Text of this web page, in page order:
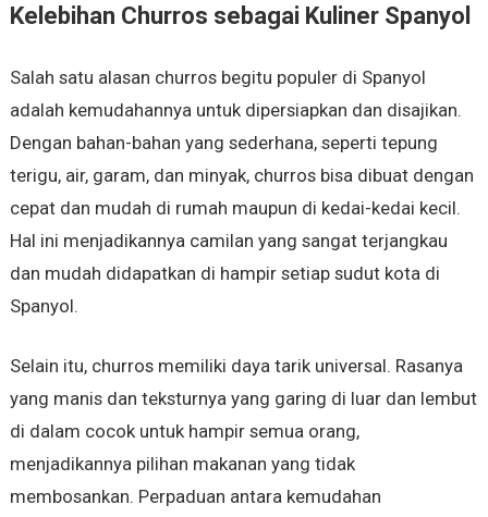
Kelebihan Churros sebagai Kuliner Spanyol
Salah satu alasan churros begitu populer di Spanyol
adalah kemudahannya untuk dipersiapkan dan disajikan.
Dengan bahan-bahan yang sederhana, seperti tepung
terigu, air, garam, dan minyak, churros bisa dibuat dengan
cepat dan mudah di rumah maupun di kedai-kedai kecil.
Hal ini menjadikannya camilan yang sangat terjangkau
dan mudah didapatkan di hampir setiap sudut kota di
Spanyol.
Selain itu, churros memiliki daya tarik universal. Rasanya
yang manis dan teksturnya yang garing di luar dan lembut
di dalam cocok untuk hampir semua orang,
menjadikannya pilihan makanan yang tidak
membosankan. Perpaduan antara kemudahan